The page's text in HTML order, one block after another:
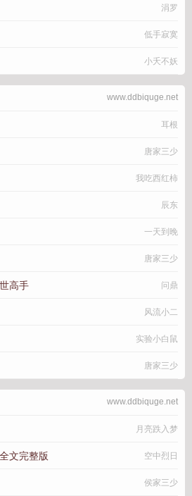
涓罗
低手寂寞
小夭不妖
www.ddbiquge.net
耳根
唐家三少
我吃西红柿
辰东
一天到晚
唐家三少
高手 问鼎
风流小二
实验小白鼠
唐家三少
www.ddbiquge.net
月亮跌入梦
文完整版 空中烈日
侯家三少